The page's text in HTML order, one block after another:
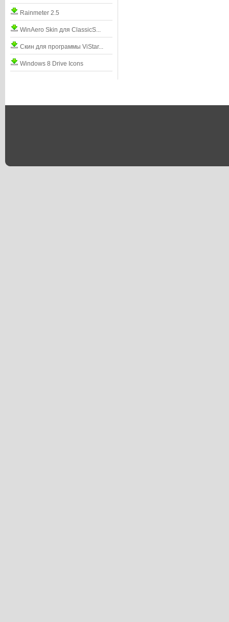
Rainmeter 2.5
WinAero Skin для ClassicS...
Скин для программы ViStar...
Windows 8 Drive Icons